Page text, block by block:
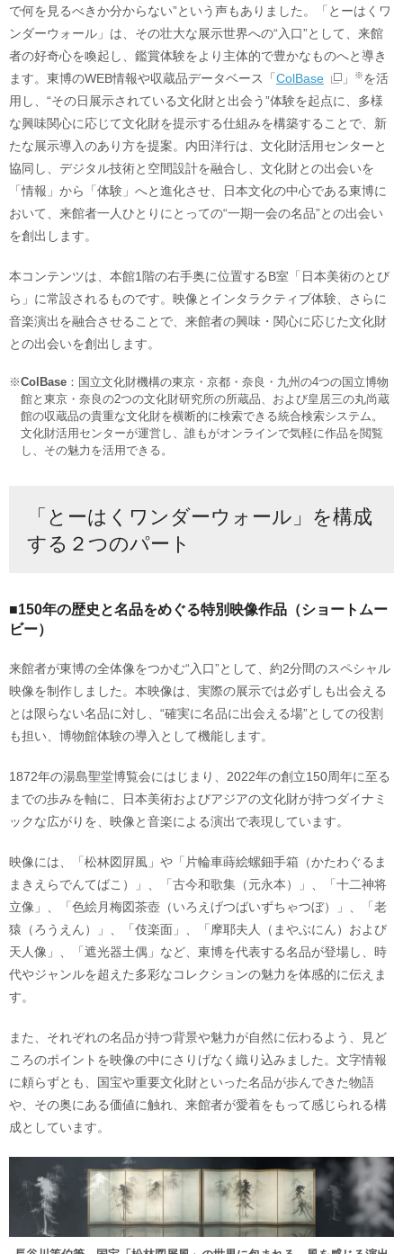
で何を見るべきか分からない”という声もありました。「とーはくワ
ンダーウォール」は、その壮大な展示世界への“入口”として、来館
者の好奇心を喚起し、鑑賞体験をより主体的で豊かなものへと導き
ます。東博のWEB情報や収蔵品データベース「ColBase 」 ※を活
用し、“その日展示されている文化財と出会う”体験を起点に、多様
な興味関心に応じて文化財を提示する仕組みを構築することで、新
たな展示導入のあり方を提案。内田洋行は、文化財活用センターと
協同し、デジタル技術と空間設計を融合し、文化財との出会いを
「情報」から「体験」へと進化させ、日本文化の中心である東博に
おいて、来館者一人ひとりにとっての“一期一会の名品”との出会い
を創出します。
本コンテンツは、本館1階の右手奥に位置するB室「日本美術のとび
ら」に常設されるものです。映像とインタラクティブ体験、さらに
音楽演出を融合させることで、来館者の興味・関心に応じた文化財
との出会いを創出します。
※ColBase ：国立文化財機構の東京・京都・奈良・九州の4つの国立博物
館と東京・奈良の2つの文化財研究所の所蔵品、および皇居三の丸尚蔵
館の収蔵品の貴重な文化財を横断的に検索できる統合検索システム。
文化財活用センターが運営し、誰もがオンラインで気軽に作品を閲覧
し、その魅力を活用できる。
「とーはくワンダーウォール」を構成
する２つのパート
■150年の歴史と名品をめぐる特別映像作品（ショートムー
ビー）
来館者が東博の全体像をつかむ“入口”として、約2分間のスペシャル
映像を制作しました。本映像は、実際の展示では必ずしも出会える
とは限らない名品に対し、“確実に名品に出会える場”としての役割
も担い、博物館体験の導入として機能します。
1872年の湯島聖堂博覧会にはじまり、2022年の創立150周年に至る
までの歩みを軸に、日本美術およびアジアの文化財が持つダイナミ
ックな広がりを、映像と音楽による演出で表現しています。
映像には、「松林図屛風」や「片輪車蒔絵螺鈿手箱（かたわぐるま
まきえらでんてばこ）」、「古今和歌集（元永本）」、「十二神将
立像」、「色絵月梅図茶壺（いろえげつばいずちゃつぼ）」、「老
猿（ろうえん）」、「伎楽面」、「摩耶夫人（まやぶにん）および
天人像」、「遮光器土偶」など、東博を代表する名品が登場し、時
代やジャンルを超えた多彩なコレクションの魅力を体感的に伝えま
す。
また、それぞれの名品が持つ背景や魅力が自然に伝わるよう、見ど
ころのポイントを映像の中にさりげなく織り込みました。文字情報
に頼らずとも、国宝や重要文化財といった名品が歩んできた物語
や、その奥にある価値に触れ、来館者が愛着をもって感じられる構
成としています。